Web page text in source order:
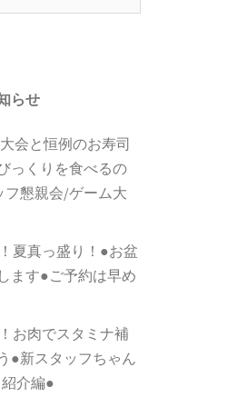
らせ
会と恒例のお寿司
っくりを食べるの
フ懇親会/ゲーム大
夏真っ盛り！●お盆
ます●ご予約は早め
お肉でスタミナ補
●新スタッフちゃん
介編●